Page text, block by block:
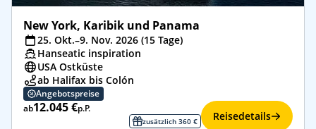
New York, Karibik und Panama
25. Okt.–9. Nov. 2026 (15 Tage)
Hanseatic inspiration
USA Ostküste
ab Halifax bis Colón
Angebotspreise
ab12.045 €p.P.
zusätzlich 360 € Reisedetails